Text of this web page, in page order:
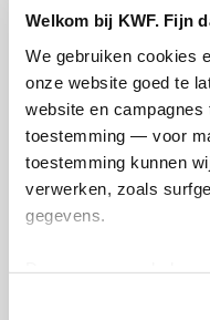
Welkom bij KWF. Fijn
We gebruiken cookies
onze website goed te
website en
toestemming — voor
toestemming kunnen
verwerken, zoals
gegevens.
Opgehaald
€706